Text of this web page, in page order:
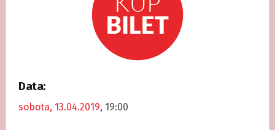
Data:
sobota, 13.04.2019, 19:00